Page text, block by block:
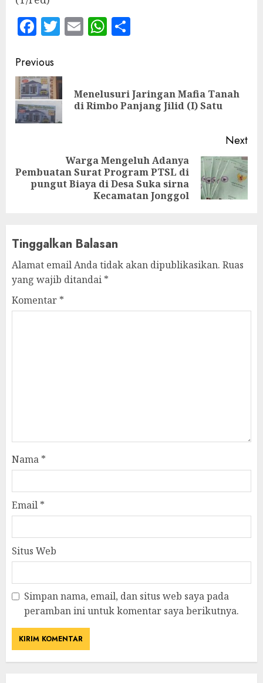
Facebook
Twitter
EmailWhatsApp
Continue
Reading
Previous
Menelusuri Jaringan Mafia Tanah
di Rimbo Panjang Jilid (I) Satu
Next
Next
post:
Warga Mengeluh Adanya
Pembuatan Surat Program PTSL di
pungut Biaya di Desa Suka sirna
Kecamatan Jonggol
Tinggalkan Balasan
Alamat email Anda tidak akan dipublikasikan. Ruas
yang wajib ditandai *
Komentar *
Nama *
Email *
Situs Web
Simpan nama, email, dan situs web saya pada
peramban ini untuk komentar saya berikutnya.